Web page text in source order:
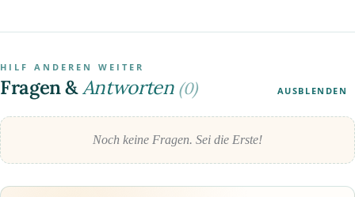
HILF ANDEREN WEITER
Fragen &Antworten (0) AUSBLENDEN
Noch keine Fragen. Sei die Erste!